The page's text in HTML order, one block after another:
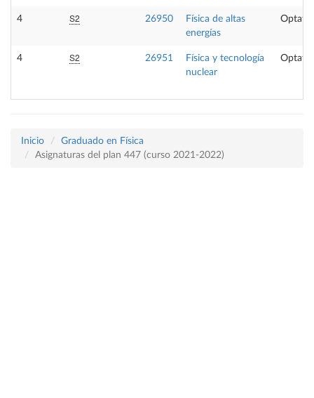
4 S2 26950
Física de altas
energías
4 S2 26951
Física y tecnología
nuclear
Inicio
Graduado en Física
Asignaturas del plan 447 (curso 2021-2022)